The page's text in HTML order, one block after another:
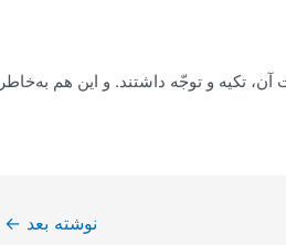
تکیه و توجّه داشتند. و این هم
نوشته بعد ←